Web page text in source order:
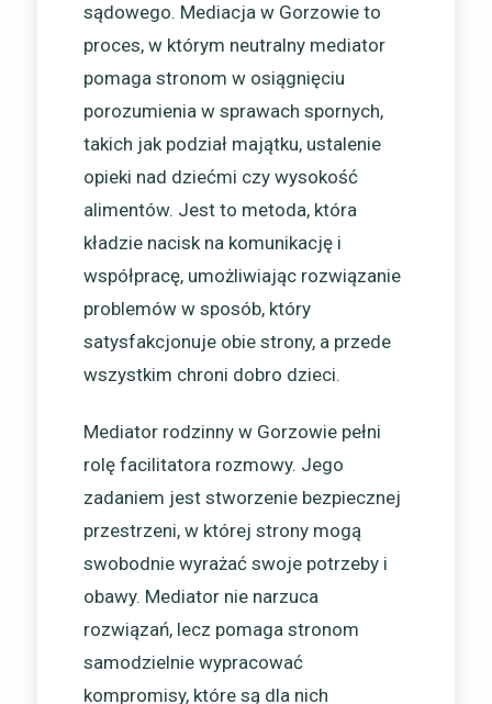
sądowego. Mediacja w Gorzowie to
proces, w którym neutralny mediator
pomaga stronom w osiągnięciu
porozumienia w sprawach spornych,
takich jak podział majątku, ustalenie
opieki nad dziećmi czy wysokość
alimentów. Jest to metoda, która
kładzie nacisk na komunikację i
współpracę, umożliwiając rozwiązanie
problemów w sposób, który
satysfakcjonuje obie strony, a przede
wszystkim chroni dobro dzieci.
Mediator rodzinny w Gorzowie pełni
rolę facilitatora rozmowy. Jego
zadaniem jest stworzenie bezpiecznej
przestrzeni, w której strony mogą
swobodnie wyrażać swoje potrzeby i
obawy. Mediator nie narzuca
rozwiązań, lecz pomaga stronom
samodzielnie wypracować
kompromisy, które są dla nich